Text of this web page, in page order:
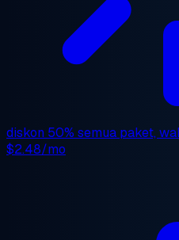
diskon 50% semua paket,
$2.48/mo